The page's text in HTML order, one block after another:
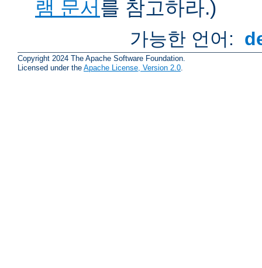
램 문서를 참고하라.)
가능한 언어:
Copyright 2024 The Apache Software Foundation.
Licensed under the Apache License, Version 2.0.